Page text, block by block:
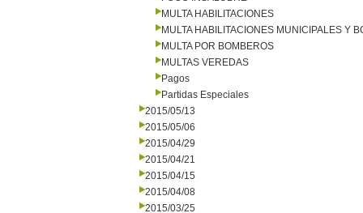
MULTA HABILITACIONES
MULTA HABILITACIONES MUNICIPALES Y
MULTA POR BOMBEROS
MULTAS VEREDAS
Pagos
Partidas Especiales
2015/05/13
2015/05/06
2015/04/29
2015/04/21
2015/04/15
2015/04/08
2015/03/25